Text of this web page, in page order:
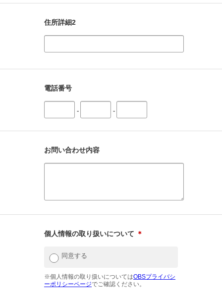
住所詳細2
電話番号
- -
お問い合わせ内容
個人情報の取り扱いについて ＊
同意する
※個人情報の取り扱いについてはOBSプライバシ
ーポリシーページでご確認ください。